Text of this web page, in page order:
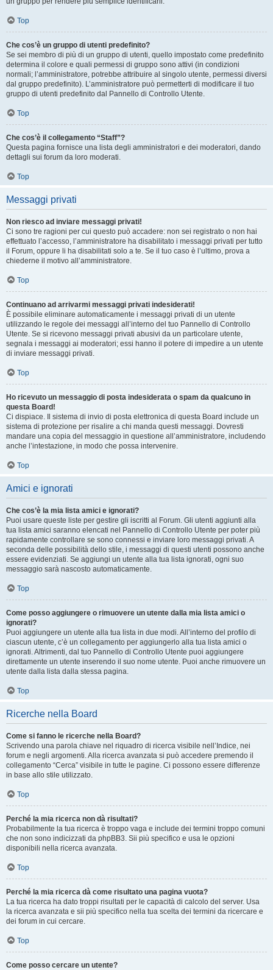
Top
Che cos’è un gruppo di utenti predefinito?
Se sei membro di più di un gruppo di utenti, quello impostato come predefinito
determina il colore e quali permessi di gruppo sono attivi (in condizioni
normali; l’amministratore, potrebbe attribuire al singolo utente, permessi diversi
dal gruppo predefinito). L’amministratore può permetterti di modificare il tuo
gruppo di utenti predefinito dal Pannello di Controllo Utente.
Top
Che cos’è il collegamento “Staff”?
Questa pagina fornisce una lista degli amministratori e dei moderatori, dando
dettagli sui forum da loro moderati.
Top
Messaggi privati
Non riesco ad inviare messaggi privati!
Ci sono tre ragioni per cui questo può accadere: non sei registrato o non hai
effettuato l’accesso, l’amministratore ha disabilitato i messaggi privati per tutto
il Forum, oppure li ha disabilitati solo a te. Se il tuo caso è l’ultimo, prova a
chiederne il motivo all’amministratore.
Top
Continuano ad arrivarmi messaggi privati indesiderati!
È possibile eliminare automaticamente i messaggi privati ​​di un utente
utilizzando le regole dei messaggi all’interno del tuo Pannello di Controllo
Utente. Se si ricevono messaggi privati ​​abusivi da un particolare utente,
segnala i messaggi ai moderatori; essi hanno il potere di impedire a un utente
di inviare messaggi privati​​.
Top
Ho ricevuto un messaggio di posta indesiderata o spam da qualcuno in
questa Board!
Ci dispiace. Il sistema di invio di posta elettronica di questa Board include un
sistema di protezione per risalire a chi manda questi messaggi. Dovresti
mandare una copia del messaggio in questione all’amministratore, includendo
anche l’intestazione, in modo che possa intervenire.
Top
Amici e ignorati
Che cos’è la mia lista amici e ignorati?
Puoi usare queste liste per gestire gli iscritti al Forum. Gli utenti aggiunti alla
tua lista amici saranno elencati nel Pannello di Controllo Utente per poter più
rapidamente controllare se sono connessi e inviare loro messaggi privati. A
seconda delle possibilità dello stile, i messaggi di questi utenti possono anche
essere evidenziati. Se aggiungi un utente alla tua lista ignorati, ogni suo
messaggio sarà nascosto automaticamente.
Top
Come posso aggiungere o rimuovere un utente dalla mia lista amici o
ignorati?
Puoi aggiungere un utente alla tua lista in due modi. All’interno del profilo di
ciascun utente, c’è un collegamento per aggiungerlo alla tua lista amici o
ignorati. Altrimenti, dal tuo Pannello di Controllo Utente puoi aggiungere
direttamente un utente inserendo il suo nome utente. Puoi anche rimuovere un
utente dalla lista dalla stessa pagina.
Top
Ricerche nella Board
Come si fanno le ricerche nella Board?
Scrivendo una parola chiave nel riquadro di ricerca visibile nell’Indice, nei
forum e negli argomenti. Alla ricerca avanzata si può accedere premendo il
collegamento “Cerca” visibile in tutte le pagine. Ci possono essere differenze
in base allo stile utilizzato.
Top
Perché la mia ricerca non dà risultati?
Probabilmente la tua ricerca è troppo vaga e include dei termini troppo comuni
che non sono indicizzati da phpBB3. Sii più specifico e usa le opzioni
disponibili nella ricerca avanzata.
Top
Perché la mia ricerca dà come risultato una pagina vuota?
La tua ricerca ha dato troppi risultati per le capacità di calcolo del server. Usa
la ricerca avanzata e sii più specifico nella tua scelta dei termini da ricercare e
dei forum in cui cercare.
Top
Come posso cercare un utente?